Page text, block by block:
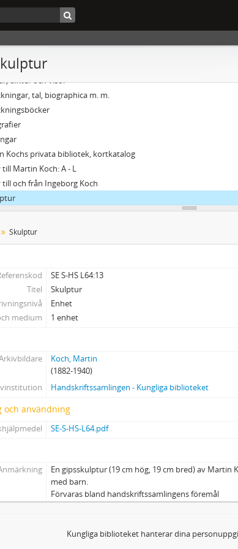
papper
Kyrkan (ur Fromma människor)
dikter och visor
tal, biographica m. m.
Kochs privata bibliotek, kortkatalog
till Martin Koch: A - L
till och från Ingeborg Koch
Skulptur
SE S-HS L64:13
Titel
Skulptur
Enhet
medium
1 enhet
Koch, Martin
(1882-1940)
Handskriftssamlingen - Kungliga biblioteket
och användning
SE-S-HS-L64.pdf
En gipsskulptur (19 cm hög, 19 cm bred) av Martin
med barn.
Förvaras bland handskriftssamlingens föremål
Kungliga biblioteket hanterar dina